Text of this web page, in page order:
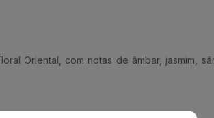
Oriental, com notas de âmbar, jasmim,